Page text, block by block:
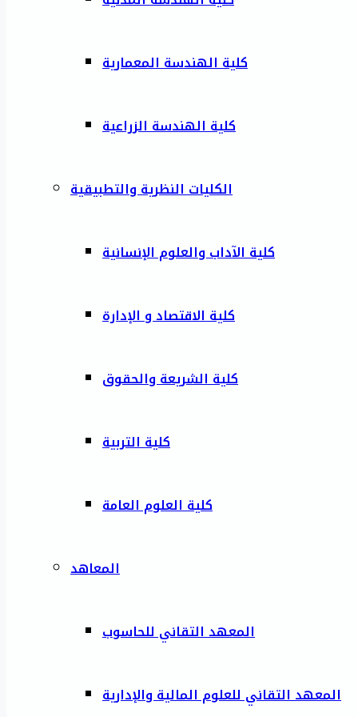
كلية الهندسة المعمارية
كلية الهندسة الزراعية
الكليات النظرية والتطبيقية
كلية الآداب والعلوم الإنسانية
كلية الاقتصاد و الإدارة
كلية الشريعة والحقوق
كلية التربية
كلية العلوم العامة
المعاهد
المعهد التقاني للحاسوب
المعهد التقاني للعلوم المالية والإدارية